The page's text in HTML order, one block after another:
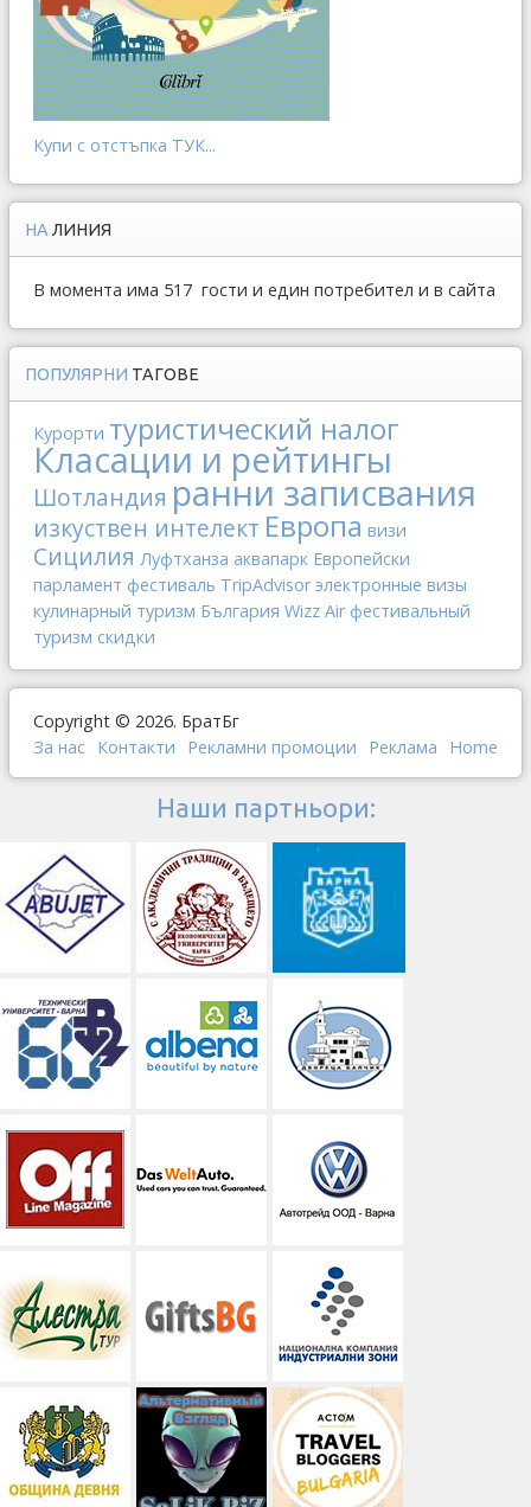
Купи с отстъпка ТУК...
НА ЛИНИЯ
В момента има 517 гости и един потребител и в сайта
ПОПУЛЯРНИ ТАГОВЕ
Курорти туристический налог
Класации и рейтингы
Шотландия ранни записвания
изкуствен интелект Европа визи
Сицилия Луфтханза аквапарк Европейски
парламент фестиваль TripAdvisor электронные визы
кулинарный туризм България Wizz Air фестивальный
туризм скидки
Copyright © 2026. БратБг
За нас Контакти Рекламни промоции Реклама Home
Наши партньори: